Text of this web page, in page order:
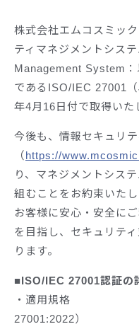
株式会社エムコスミッ
ティマネジメントシス
Management System
であるISO/IEC 27001
年4月16日付で取得いた
今後も、情報セキュリ
（https://
り、マネジメントシス
組むことをお約束いたし
お客様に安心・安全に
を目指し、セキュリテ
ります。
■ISO/IEC 27001認証の
・適用規格 ：JIS
27001:2022）